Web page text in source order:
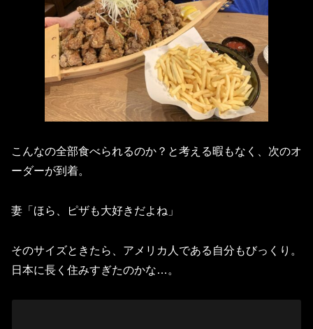
こんなの全部食べられるのか？と考える暇もなく、次のオ
ーダーが到着。
妻「ほら、ピザも大好きだよね」
そのサイズときたら、アメリカ人である自分もびっくり。
日本に長く住みすぎたのかな…。